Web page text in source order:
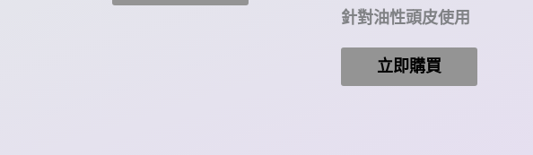
針對油性頭皮使用
立即購買